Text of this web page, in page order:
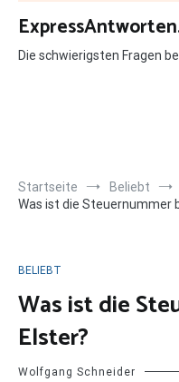
Zum
Inhalt
springen
Die schwierigsten Fragen
Startseite
Beliebt
Was ist die Steuernummer
BELIEBT
Was ist die
Elster?
Wolfgang Schneider